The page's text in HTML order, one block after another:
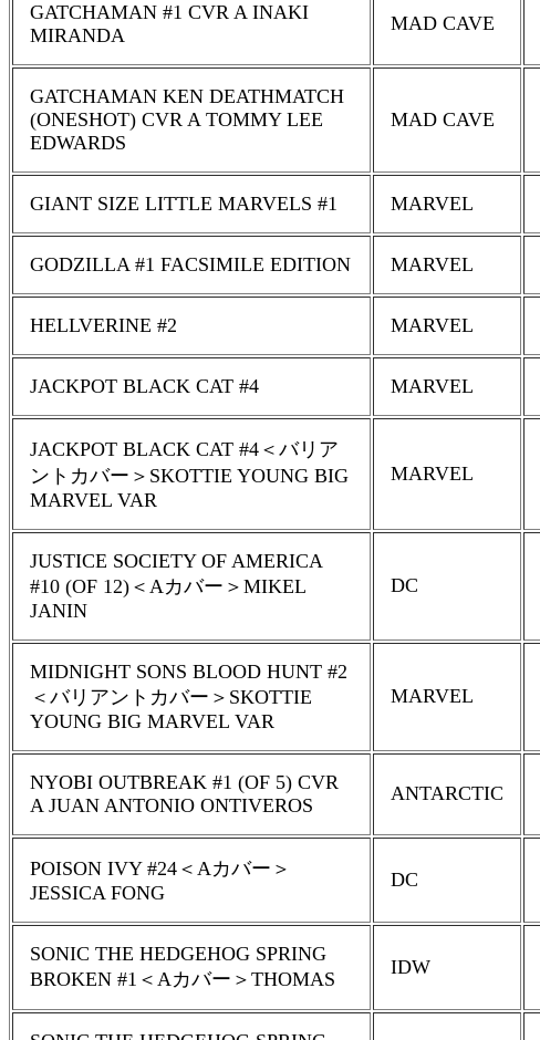
GATCHAMAN #1 CVR A INAKI
MIRANDA
MAD CAVE
GATCHAMAN KEN DEATHMATCH
(ONESHOT) CVR A TOMMY LEE
EDWARDS
MAD CAVE
GIANT SIZE LITTLE MARVELS #1 MARVEL
GODZILLA #1 FACSIMILE EDITION MARVEL
HELLVERINE #2 MARVEL
JACKPOT BLACK CAT #4 MARVEL
JACKPOT BLACK CAT #4＜バリア
ントカバー＞SKOTTIE YOUNG BIG
MARVEL VAR
MARVEL
JUSTICE SOCIETY OF AMERICA
#10 (OF 12)＜Aカバー＞MIKEL
JANIN
DC
MIDNIGHT SONS BLOOD HUNT #2
＜バリアントカバー＞SKOTTIE
YOUNG BIG MARVEL VAR
MARVEL
NYOBI OUTBREAK #1 (OF 5) CVR
A JUAN ANTONIO ONTIVEROS
ANTARCTIC
POISON IVY #24＜Aカバー＞
JESSICA FONG
DC
SONIC THE HEDGEHOG SPRING
BROKEN #1＜Aカバー＞THOMAS
IDW